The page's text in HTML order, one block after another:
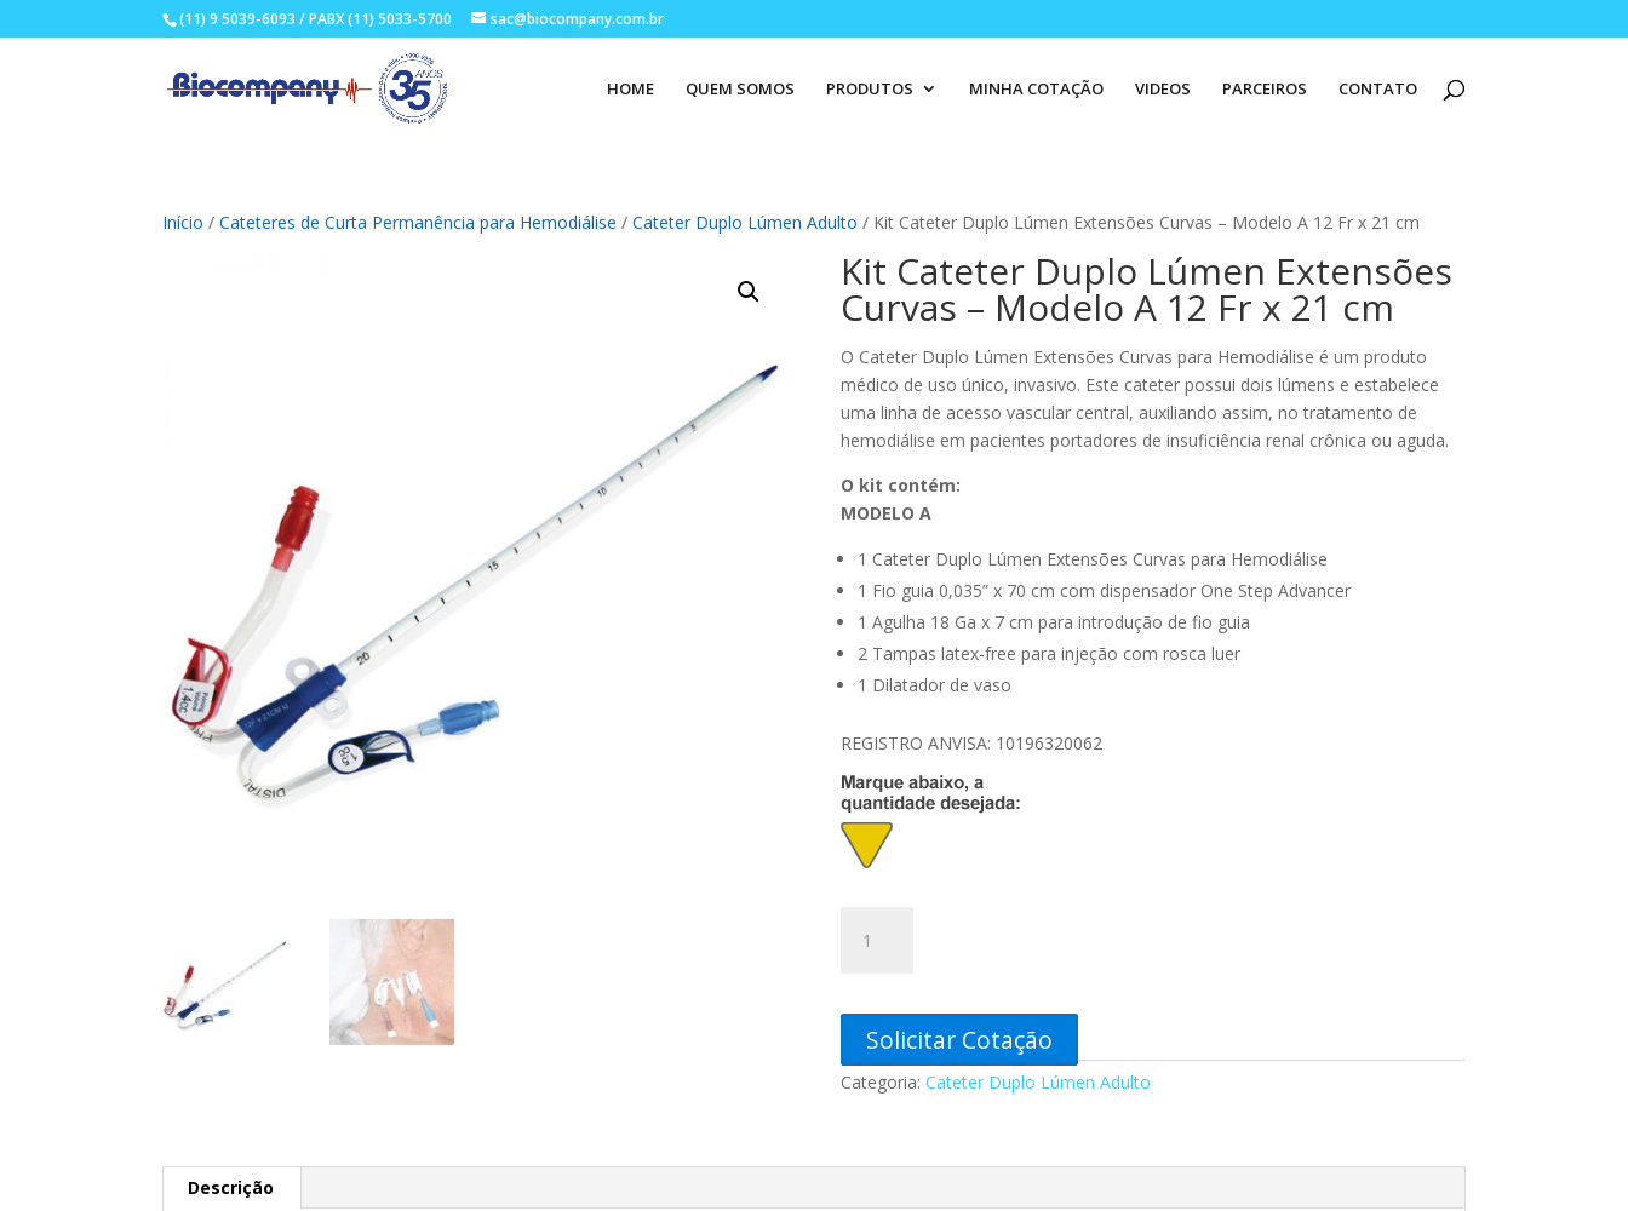
(11) 9 5039-6093 / PABX (11) 5033-5700 sac@biocompany.com.br
HOME QUEM SOMOS PRODUTOS MINHA COTAÇÃO VIDEOS PARCEIROS CONTATO
Início /Cateteres de Curta Permanência para Hemodiálise /Cateter Duplo Lúmen Adulto / Kit Cateter Duplo Lúmen Extensões Curvas – Modelo A 12 Fr x 21 cm
Kit Cateter Duplo Lúmen Extensões
Curvas – Modelo A 12 Fr x 21 cm
O Cateter Duplo Lúmen Extensões Curvas para Hemodiálise é um produto
médico de uso único, invasivo. Este cateter possui dois lúmens e estabelece
uma linha de acesso vascular central, auxiliando assim, no tratamento de
hemodiálise em pacientes portadores de insuficiência renal crônica ou aguda.
O kit contém:
MODELO A
1 Cateter Duplo Lúmen Extensões Curvas para Hemodiálise
1 Fio guia 0,035” x 70 cm com dispensador One Step Advancer
1 Agulha 18 Ga x 7 cm para introdução de fio guia
2 Tampas latex-free para injeção com rosca luer
1 Dilatador de vaso
REGISTRO ANVISA: 10196320062
Cateter
Extensões
Curvas
–
12
Solicitar Cotação
Categoria: Cateter Duplo Lúmen Adulto
Descrição